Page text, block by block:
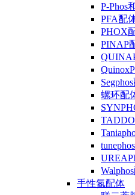
P-Phos
PFA配
PHOX
PINAP
螺环配
手性氮配体